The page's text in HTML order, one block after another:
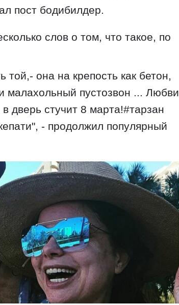
пост бодибилдер.
слов о том, что такое, по
она на крепость как бетон,
малахольный пустозвон ... Любви
дверь стучит 8 марта!#тарзан
- продолжил популярный